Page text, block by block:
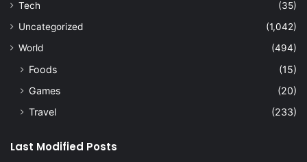
Tech
(35)
Uncategorized
(1,042)
World
(494)
Foods
(15)
Games
(20)
Travel
(233)
Last Modified Posts